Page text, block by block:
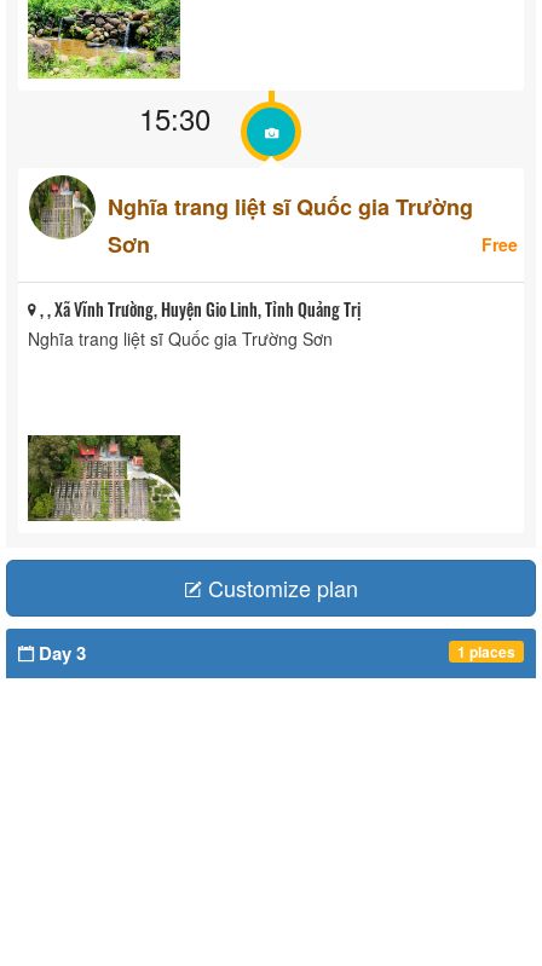
15:30
Nghĩa trang liệt sĩ Quốc gia Trường
Sơn
Free
, , Xã Vĩnh Trường, Huyện Gio Linh, Tỉnh Quảng Trị
Nghĩa trang liệt sĩ Quốc gia Trường Sơn
Customize plan
Day 3 1 places